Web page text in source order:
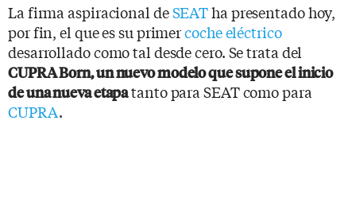
La firma aspiracional deSEATha presentado hoy,
por fin, el que es su primercoche eléctrico
desarrollado como tal desde cero. Se trata del
CUPRA Born, un nuevo modelo que supone el inicio
de una nueva etapatanto para SEAT como para
CUPRA.